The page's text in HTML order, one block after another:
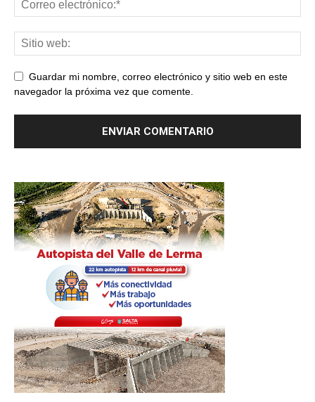
Guardar mi nombre, correo electrónico y sitio web en este
navegador la próxima vez que comente.